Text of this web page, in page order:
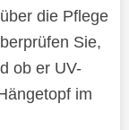
die Pflege
Sie,
ob er UV-
im